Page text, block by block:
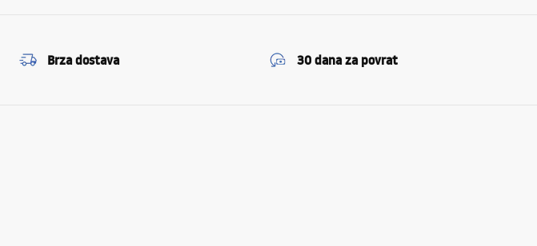
Brza dostava 30 dana za povrat